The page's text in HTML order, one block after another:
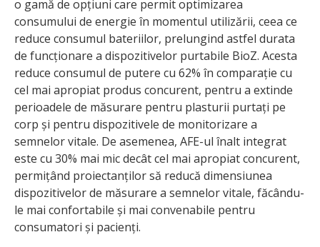
o gamă de opțiuni care permit optimizarea
consumului de energie în momentul utilizării, ceea ce
reduce consumul bateriilor, prelungind astfel durata
de funcționare a dispozitivelor purtabile BioZ. Acesta
reduce consumul de putere cu 62% în comparație cu
cel mai apropiat produs concurent, pentru a extinde
perioadele de măsurare pentru plasturii purtați pe
corp și pentru dispozitivele de monitorizare a
semnelor vitale. De asemenea, AFE-ul înalt integrat
este cu 30% mai mic decât cel mai apropiat concurent,
permițând proiectanților să reducă dimensiunea
dispozitivelor de măsurare a semnelor vitale, făcându-
le mai confortabile și mai convenabile pentru
consumatori și pacienți.